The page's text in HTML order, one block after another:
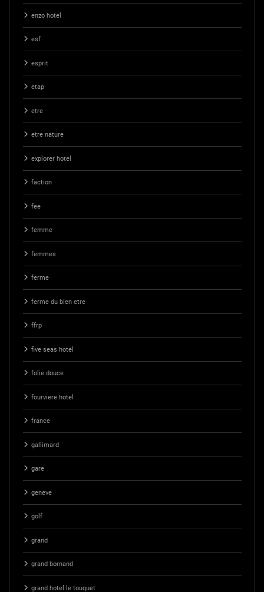
enzo hotel
esf
esprit
etap
etre
etre nature
explorer hotel
faction
fee
femme
femmes
ferme
ferme du bien etre
ffrp
five seas hotel
folie douce
fourviere hotel
france
gallimard
gare
geneve
golf
grand
grand bornand
grand hotel le touquet